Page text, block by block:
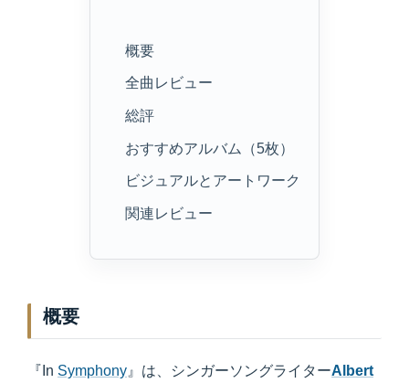
概要
全曲レビュー
総評
おすすめアルバム（5枚）
ビジュアルとアートワーク
関連レビュー
概要
『In Symphony』は、シンガーソングライターAlbert